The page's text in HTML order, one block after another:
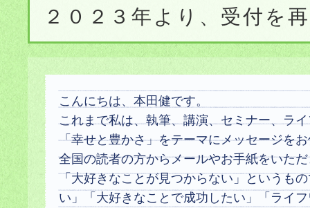
２０２３年より、受付を
こんにちは、本田健です。
これまで私は、執筆、講演、セミナー、ラ
「幸せと豊かさ」をテーマにメッセージを
全国の読者の方からメールやお手紙をいた
「大好きなことが見つからない」というも
い」「大好きなことで成功したい」「ライ